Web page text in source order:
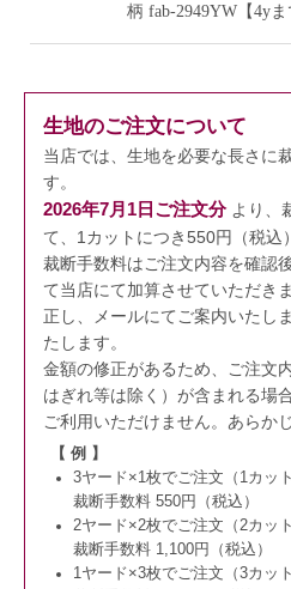
柄 fab-2949YW【4yま
生地のご注文について
当店では、生地を必要な長さに
す。
2026年7月1日ご注文分より、
て、1カットにつき550円（税込
裁断手数料はご注文内容を確認
て当店にて加算させていただきま
正し、メールにてご案内いたし
たします。
金額の修正があるため、ご注文
はぎれ等は除く）が含まれる場
ご利用いただけません。 あらか
【 例 】
3ヤード×1枚でご注文（1カッ
裁断手数料 550円（税込）
2ヤード×2枚でご注文（2カッ
裁断手数料 1,100円（税込）
1ヤード×3枚でご注文（3カッ